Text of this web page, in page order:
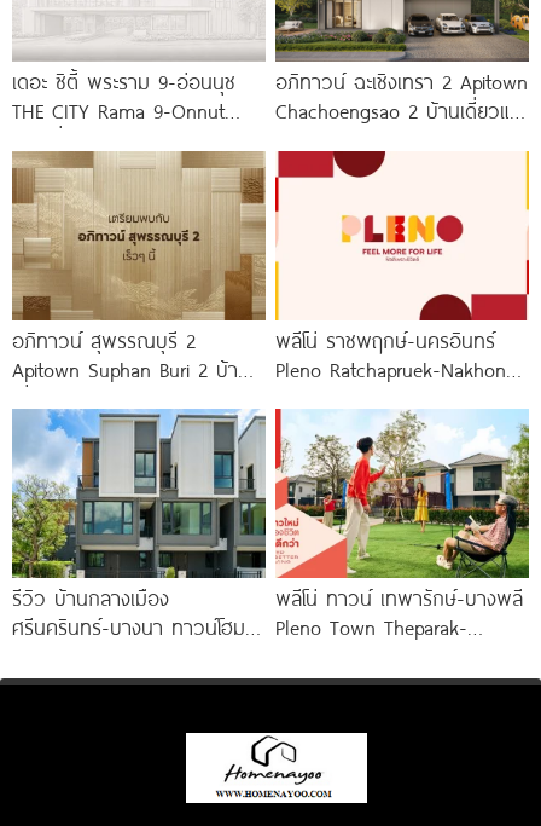
เดอะ ซิตี้ พระราม 9-อ่อนนุช
THE CITY Rama 9-Onnut
อภิทาวน์ ฉะเชิงเทรา 2 Apitown
Chachoengsao 2 บ้านเดี่ยวและ
อภิทาวน์ สุพรรณบุรี 2
Apitown Suphan Buri 2 บ้าน
AP ทำเลตรงข้าม
พลีโน่ ราชพฤกษ์-นครอินทร์
Pleno Ratchapruek-Nakhon
เมืองนนทบุรี
รีวิว บ้านกลางเมือง
ศรีนครินทร์-บางนา ทาวน์โฮม 3
Penthouse
พลีโน่ ทาวน์ เทพารักษ์-บางพลี
Pleno Town Theparak-
ใหม่จาก AP เริ่ม 1.xx